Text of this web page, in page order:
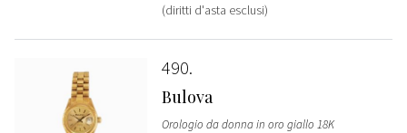
(diritti d'asta esclusi)
490
Bulova
Orologio da donna in oro giallo 18K